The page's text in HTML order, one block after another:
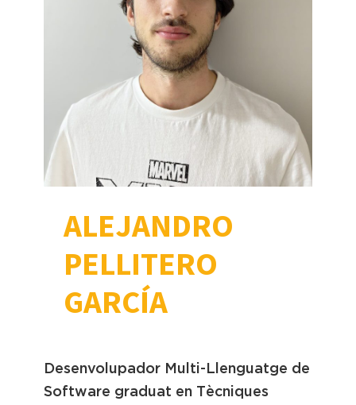
ALEJANDRO
PELLITERO
GARCÍA
Desenvolupador Multi-Llenguatge de
Software graduat en Tècniques